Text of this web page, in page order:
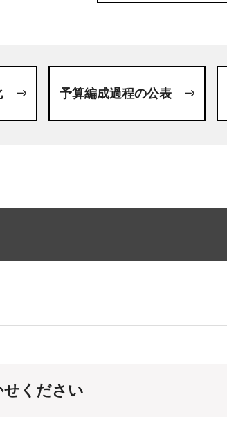
予算編成過程の公表
ください